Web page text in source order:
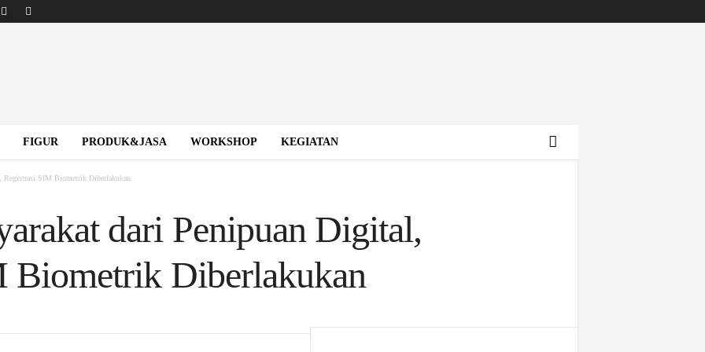
FIGUR PRODUK&JASA WORKSHOP KEGIATAN
Registrasi SIM Biometrik Diberlakukan
dari Penipuan Digital,
Biometrik Diberlakukan